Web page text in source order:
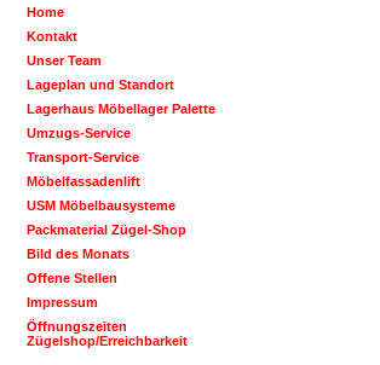
Home
Kontakt
Unser Team
Lageplan und Standort
Lagerhaus Möbellager Palette
Umzugs-Service
Transport-Service
Möbelfassadenlift
USM Möbelbausysteme
Packmaterial Zügel-Shop
Bild des Monats
Offene Stellen
Impressum
Öffnungszeiten
Zügelshop/Erreichbarkeit